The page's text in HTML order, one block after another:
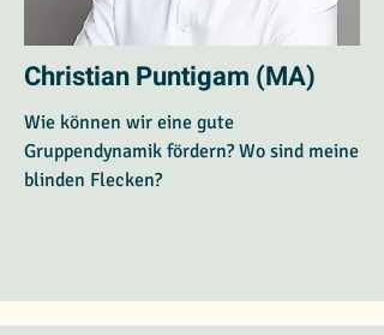
Christian Puntigam (MA)
Wie können wir eine gute
Gruppendynamik fördern? Wo sind meine
blinden Flecken?